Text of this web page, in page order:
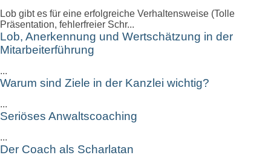
Lob gibt es für eine erfolgreiche Verhaltensweise (Tolle
Präsentation, fehlerfreier Schr...
Lob, Anerkennung und Wertschätzung in der
Mitarbeiterführung
...
Warum sind Ziele in der Kanzlei wichtig?
...
Seriöses Anwaltscoaching
...
Der Coach als Scharlatan